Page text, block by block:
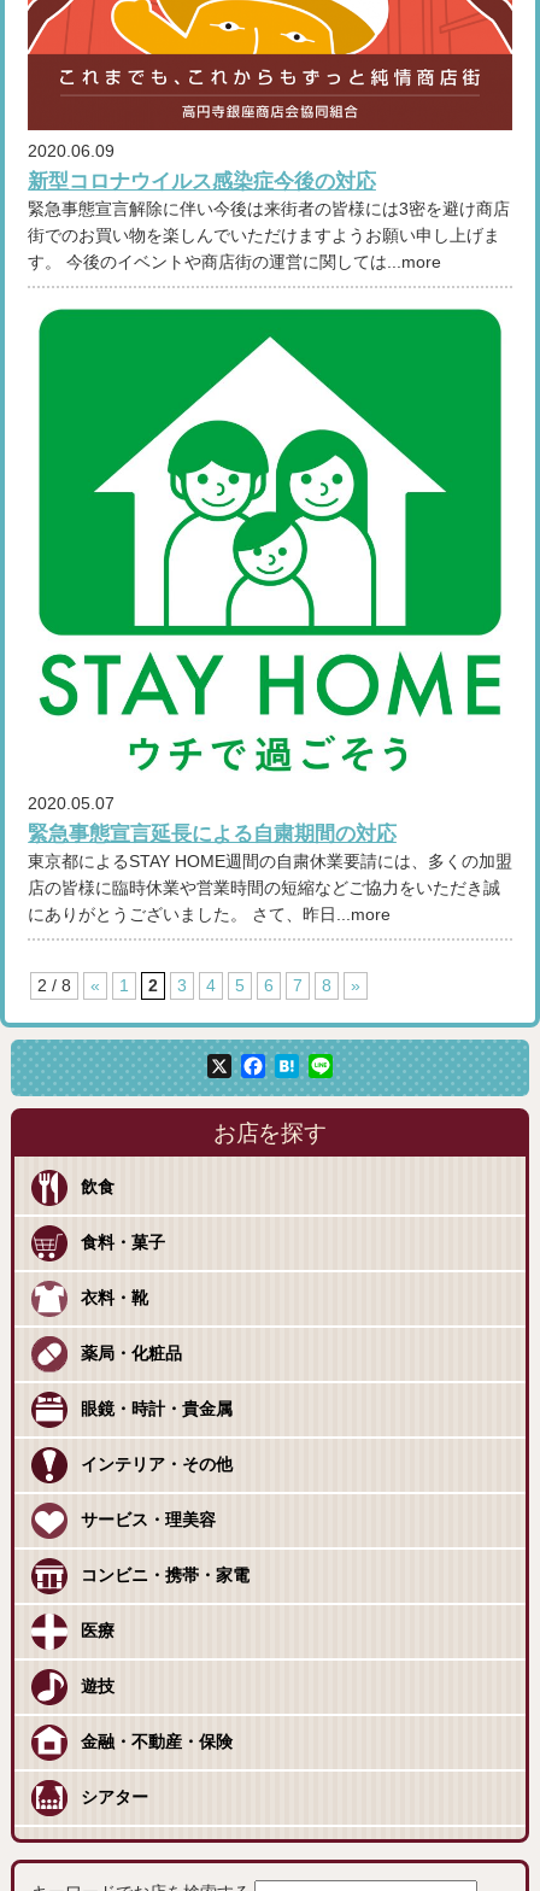
2020.06.09
新型コロナウイルス感染症今後の対応
緊急事態宣言解除に伴い今後は来街者の皆様には3密を避け商店
街でのお買い物を楽しんでいただけますようお願い申し上げま
す。 今後のイベントや商店街の運営に関しては...more
2020.05.07
緊急事態宣言延長による自粛期間の対応
東京都によるSTAY HOME週間の自粛休業要請には、多くの加盟
店の皆様に臨時休業や営業時間の短縮などご協力をいただき誠
にありがとうございました。 さて、昨日...more
2 / 8 « 1 2 3 4 5 6 7 8 »
X Facebook
Hatena
Line
お店を探す
飲食
食料・菓子
衣料・靴
薬局・化粧品
眼鏡・時計・貴金属
インテリア・その他
サービス・理美容
コンビニ・携帯・家電
医療
遊技
金融・不動産・保険
シアター